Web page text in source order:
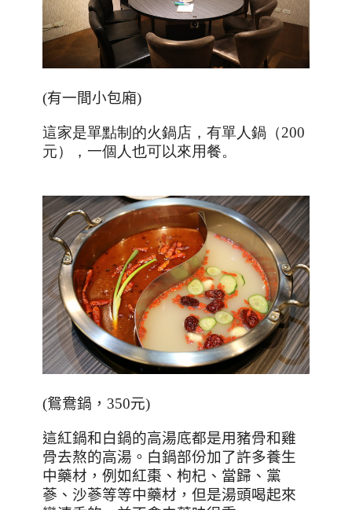
(有一間小包廂)
這家是單點制的火鍋店，有單人鍋（200
元），一個人也可以來用餐。
(鴛鴦鍋，350元)
這紅鍋和白鍋的高湯底都是用豬骨和雞
骨去熬的高湯。白鍋部份加了許多養生
中藥材，例如紅棗、枸杞、當歸、黨
蔘、沙蔘等等中藥材，但是湯頭喝起來